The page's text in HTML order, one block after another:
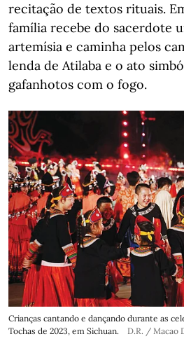
recitação de textos rituais.
família recebe do sacerdote
artemísia e caminha pelos
lenda de Atilaba e o ato
gafanhotos com o fogo.
Crianças cantando e dançando durante as
Tochas de 2023, em Sichuan.
D.R. / Macao